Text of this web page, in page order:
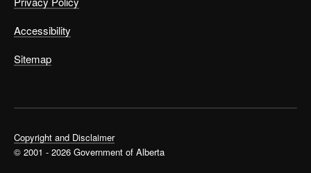
Accessibility
Sitemap
Copyright and Disclaimer
© 2001 - 2026 Government of Alberta